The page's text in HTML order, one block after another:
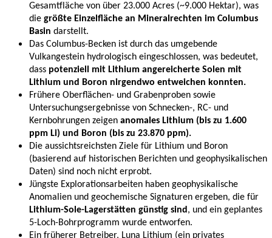
Gesamtfläche von über 23.000 Acres (~9.000 Hektar), was
die größte Einzelfläche an Mineralrechten im Columbus
Basin darstellt.
Das Columbus-Becken ist durch das umgebende
Vulkangestein hydrologisch eingeschlossen, was bedeutet,
dass potenziell mit Lithium angereicherte Solen mit
Lithium und Boron nirgendwo entweichen konnten.
Frühere Oberflächen- und Grabenproben sowie
Untersuchungsergebnisse von Schnecken-, RC- und
Kernbohrungen zeigen anomales Lithium (bis zu 1.600
ppm Li) und Boron (bis zu 23.870 ppm).
Die aussichtsreichsten Ziele für Lithium und Boron
(basierend auf historischen Berichten und geophysikalischen
Daten) sind noch nicht erprobt.
Jüngste Explorationsarbeiten haben geophysikalische
Anomalien und geochemische Signaturen ergeben, die für
Lithium-Sole-Lagerstätten günstig sind , und ein geplantes
5-Loch-Bohrprogramm wurde entworfen.
Ein früherer Betreiber, Luna Lithium (ein privates